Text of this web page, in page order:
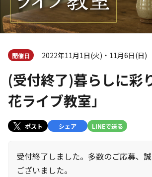
開催日 2022年11月1日(火)・11月6日(日)
(受付終了)暮らしに彩
花ライブ教室」
ポスト シェア LINEで送る
受付終了しました。多数のご応募、
ございました。